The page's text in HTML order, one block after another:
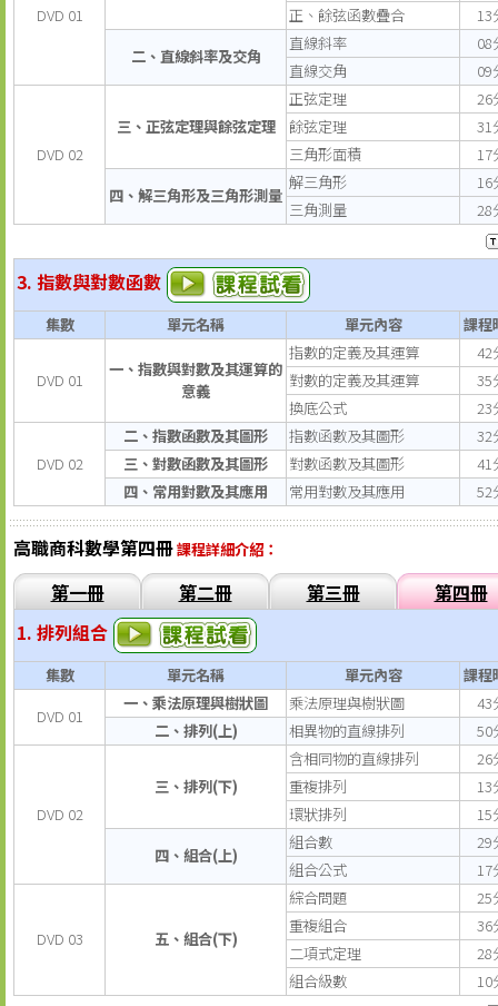
DVD 01 正、餘弦函數疊合
13
二、直線斜率及交角
直線斜率
08
直線交角
09
DVD 02
三、正弦定理與餘弦定理
正弦定理
26
餘弦定理
31
三角形面積
17
四、解三角形及三角形測量
解三角形
16
三角測量
28
3. 指數與對數函數
集數 單元名稱 單元內容 課程
DVD 01
一、指數與對數及其運算的
意義
指數的定義及其運算
42
對數的定義及其運算
35
換底公式
23
DVD 02
二、指數函數及其圖形 指數函數及其圖形
32
三、對數函數及其圖形
對數函數及其圖形
41
四、常用對數及其應用
常用對數及其應用 52
高職商科數學第四冊課程詳細介紹：
第一冊 第二冊 第三冊
第四冊
1. 排列組合
集數 單元名稱 單元內容
課程
DVD 01
一、乘法原理與樹狀圖 乘法原理與樹狀圖
43
二、排列(上)
相異物的直線排列 50
DVD 02
三、排列(下)
含相同物的直線排列
26
重複排列
13
環狀排列
15
四、組合(上)
組合數
29
組合公式
17
DVD 03 五、組合(下)
綜合問題
25
重複組合
36
二項式定理
28
組合級數
10